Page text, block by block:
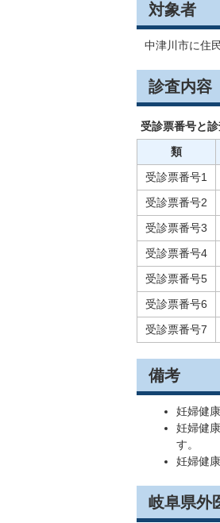
対象者
中津川市に住
診査内容
受診票番号と
類
受診票番号1
受診票番号2
受診票番号3
受診票番号4
受診票番号5
受診票番号6
受診票番号7
備考
妊婦健
妊婦健
す。
妊婦健
岐阜県外